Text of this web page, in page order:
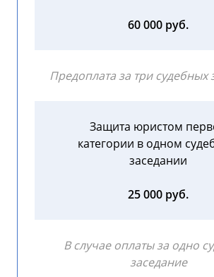
60 000 руб.
Предоплата за три судебных
Защита юристом
категории в одном
заседании
25 000 руб.
В случае оплаты за одно
заседание